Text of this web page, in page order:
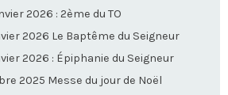
2026 : 2ème du TO
2026 Le Baptême du Seigneur
2026 : Épiphanie du Seigneur
2025 Messe du jour de Noël